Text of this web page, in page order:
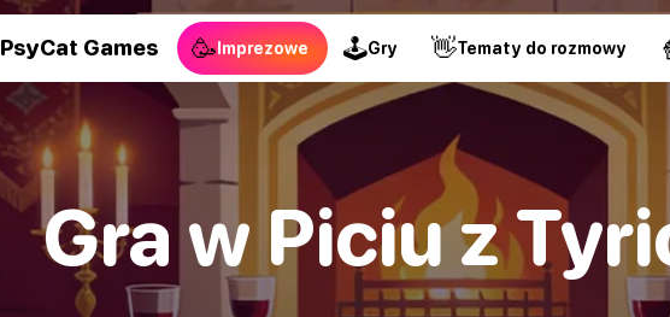
PsyCat Games 🥳Imprezowe 🕹Gry 👋Tematy do rozmowy
Gra w Piciu z